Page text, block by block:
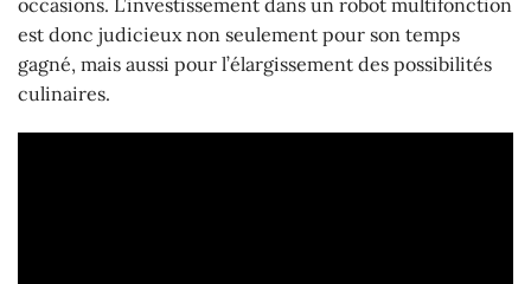
est donc judicieux non seulement pour son temps
gagné, mais aussi pour l’élargissement des possibilités
culinaires.